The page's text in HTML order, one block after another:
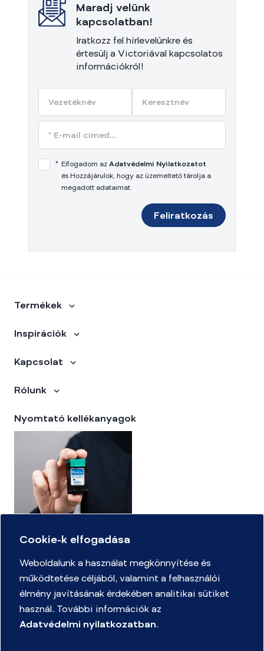
Maradj velünk
kapcsolatban!
Iratkozz fel hírlevelünkre és
értesülj a Victoriával kapcsolatos
információkról!
* Elfogadom az Adatvédelmi Nyilatkozatot
és Hozzájárulok, hogy az üzemeltető tárolja a
megadott adataimat.
Feliratkozás
Termékek
Inspirációk
Kapcsolat
Rólunk
Nyomtató kellékanyagok
Kellékanyag kereső
Adatvédelmi Nyilatkozat
Mennyire ismeri az irodaszerek világát játékszabályzat
Merülj el a csodák világában rajpályázat Játékszabályzat és
Cookie-k elfogadása
Weboldalunk a használat megkönnyítése és
működtetése céljából, valamint a felhasználói
élmény javításának érdekében analitikai sütiket
használ. További információk az
Adatvédelmi nyilatkozatban.